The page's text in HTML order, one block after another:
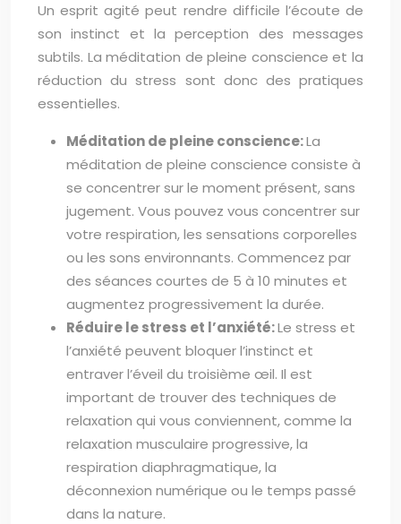
Un esprit agité peut rendre difficile l’écoute de
son instinct et la perception des messages
subtils. La méditation de pleine conscience et la
réduction du stress sont donc des pratiques
essentielles.
Méditation de pleine conscience:La
méditation de pleine conscience consiste à
se concentrer sur le moment présent, sans
jugement. Vous pouvez vous concentrer sur
votre respiration, les sensations corporelles
ou les sons environnants. Commencez par
des séances courtes de 5 à 10 minutes et
augmentez progressivement la durée.
Réduire le stress et l’anxiété:Le stress et
l’anxiété peuvent bloquer l’instinct et
entraver l’éveil du troisième œil. Il est
important de trouver des techniques de
relaxation qui vous conviennent, comme la
relaxation musculaire progressive, la
respiration diaphragmatique, la
déconnexion numérique ou le temps passé
dans la nature.